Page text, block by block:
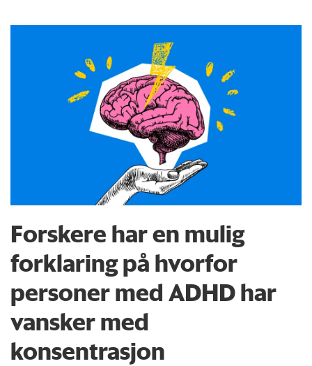
Forskere har en mulig
forklaring på hvorfor
personer med ADHD har
vansker med
konsentrasjon